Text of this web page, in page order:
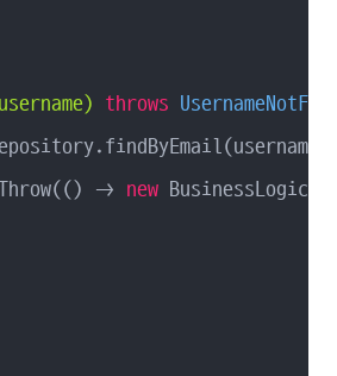
throws
->
new